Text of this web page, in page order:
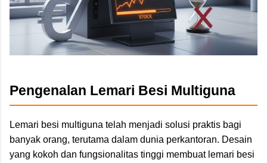
Pengenalan Lemari Besi Multiguna
Lemari besi multiguna telah menjadi solusi praktis bagi
banyak orang, terutama dalam dunia perkantoran. Desain
yang kokoh dan fungsionalitas tinggi membuat lemari besi